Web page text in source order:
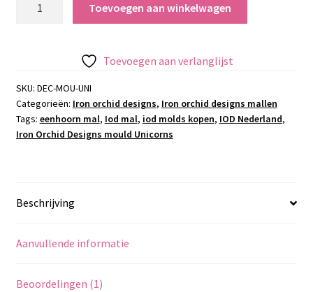
aantal
Toevoegen aan winkelwagen
Toevoegen aan verlanglijst
SKU: DEC-MOU-UNI
Categorieën: Iron orchid designs, Iron orchid designs mallen
Tags: eenhoorn mal, Iod mal, iod molds kopen, IOD Nederland,
Iron Orchid Designs mould Unicorns
Beschrijving
Aanvullende informatie
Beoordelingen (1)